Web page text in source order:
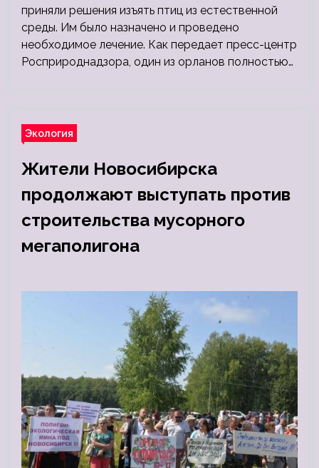
приняли решения изъять птиц из естественной
среды. Им было назначено и проведено
необходимое лечение. Как передает пресс-центр
Росприроднадзора, один из орланов полностью…
Экология
Жители Новосибирска
продолжают выступать против
строительства мусорного
мегаполигона